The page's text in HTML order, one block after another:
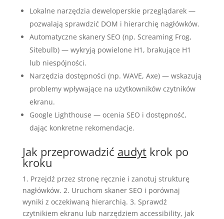
Lokalne narzędzia deweloperskie przeglądarek —
pozwalają sprawdzić DOM i hierarchię nagłówków.
Automatyczne skanery SEO (np. Screaming Frog,
Sitebulb) — wykryją powielone H1, brakujące H1
lub niespójności.
Narzędzia dostępności (np. WAVE, Axe) — wskazują
problemy wpływające na użytkowników czytników
ekranu.
Google Lighthouse — ocenia SEO i dostępność,
dając konkretne rekomendacje.
Jak przeprowadzić audytkrok po
kroku
1. Przejdź przez stronę ręcznie i zanotuj strukturę
nagłówków. 2. Uruchom skaner SEO i porównaj
wyniki z oczekiwaną hierarchią. 3. Sprawdź
czytnikiem ekranu lub narzędziem accessibility, jak